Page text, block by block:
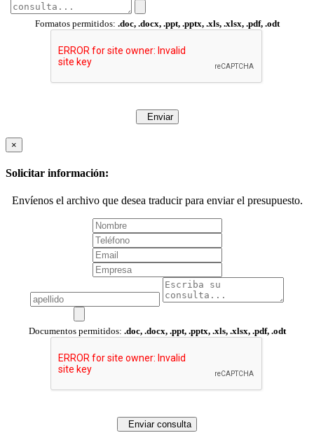
Formatos permitidos: .doc, .docx, .ppt, .pptx, .xls, .xlsx, .pdf, .odt
Enviar
×
Solicitar información:
Envíenos el archivo que desea traducir para enviar el presupuesto.
Documentos permitidos: .doc, .docx, .ppt, .pptx, .xls, .xlsx, .pdf, .odt
Enviar consulta